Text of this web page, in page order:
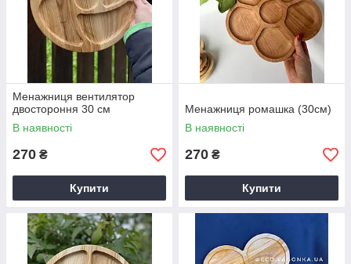
Менажниця вентилятор
двостороння 30 см
В наявності
270 ₴
Купити
Менажниця ромашка (30см)
В наявності
270 ₴
Купити